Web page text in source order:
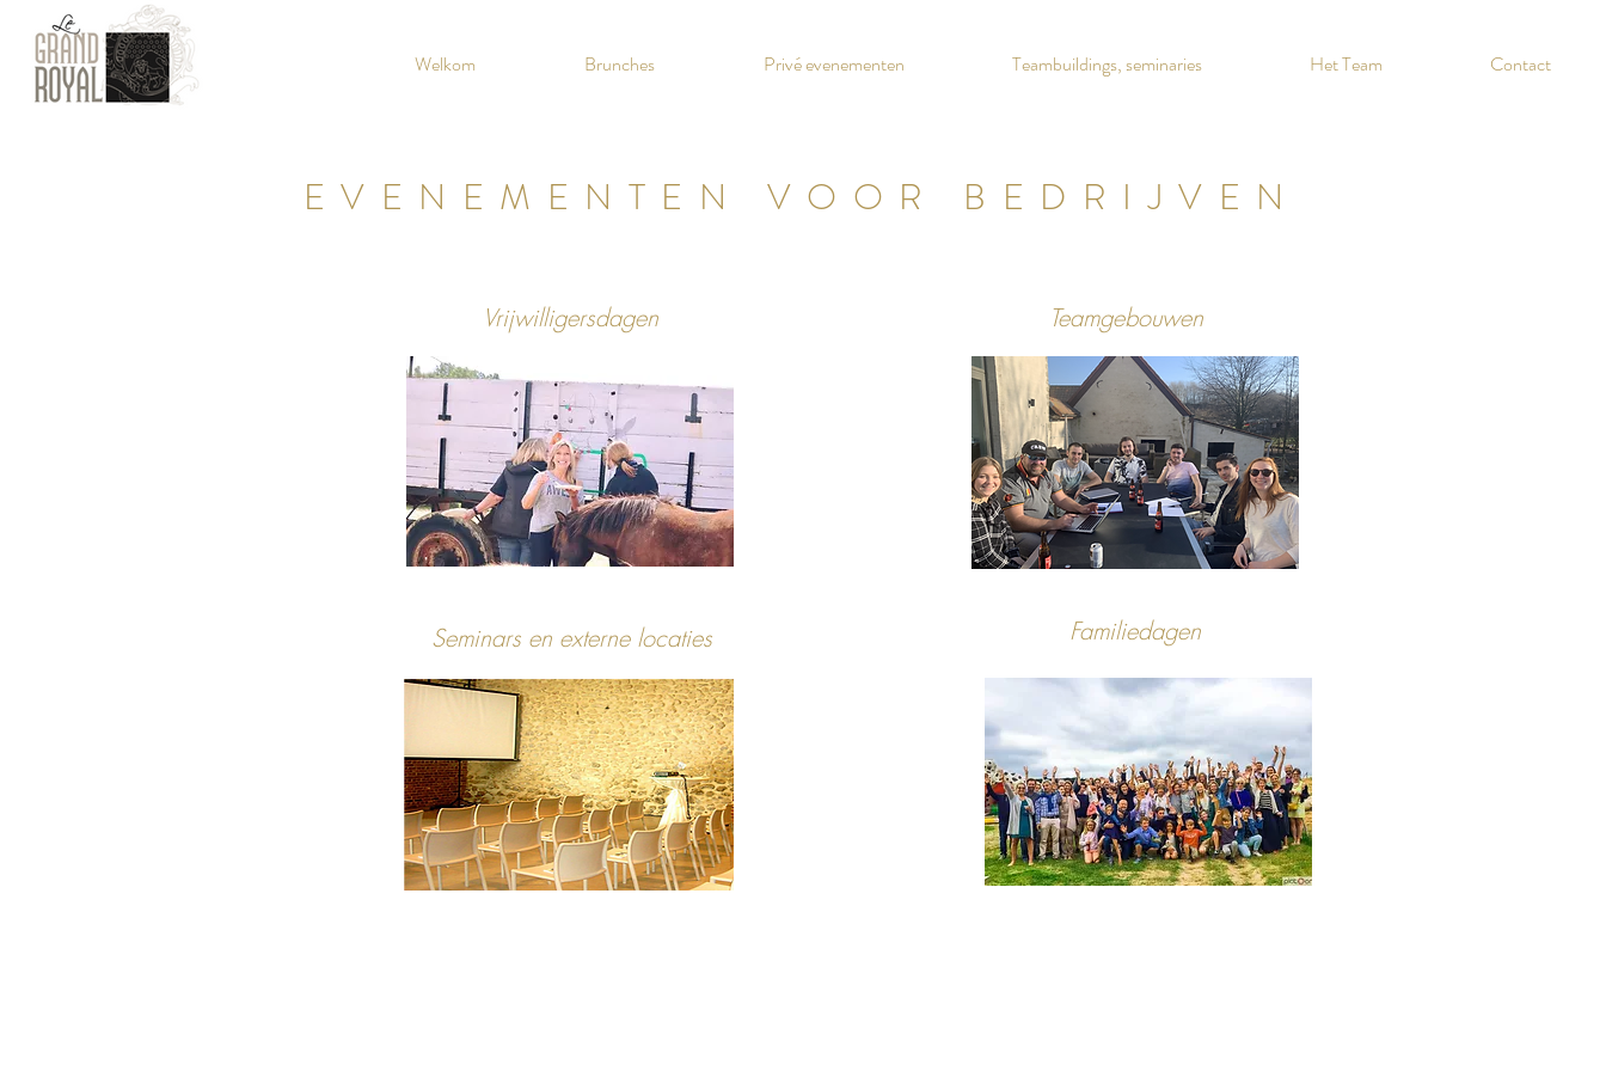
Welkom Brunches Privé evenementen Teambuildings, seminaries Het Team Contact
EVENEMENTEN VOOR BEDRIJVEN
Vrijwilligersdagen Teamgebouwen
Seminars en externe locaties Familiedagen